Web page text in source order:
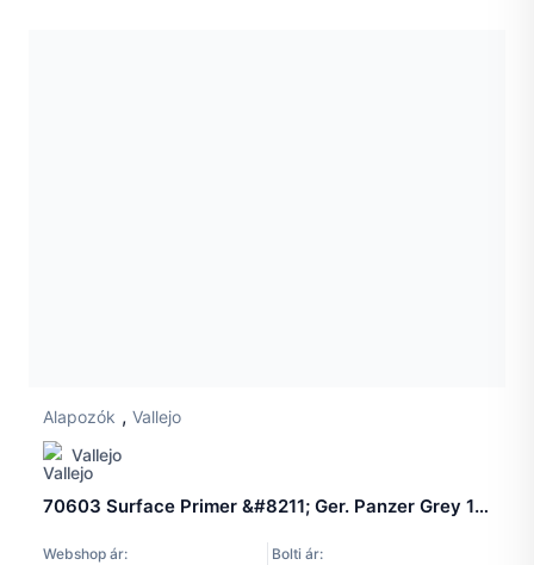
Alapozók , Vallejo
Vallejo
70603 Surface Primer &#8211; Ger. Panzer Grey 17 ml.
Webshop ár: Bolti ár: